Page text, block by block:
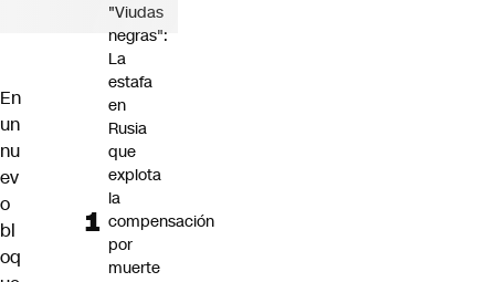
En
un
nu
ev
o
bl
oq
"Viudas
negras":
La
estafa
en
Rusia
que
explota
la
compensación
por
muerte